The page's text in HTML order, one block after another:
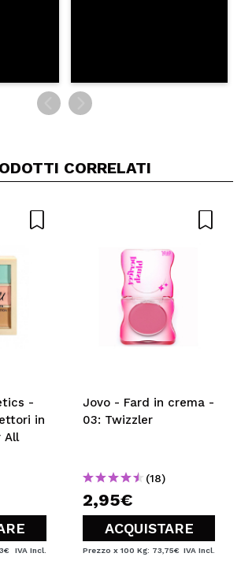
CORRELATI
-
in
All
IVA Incl.
Jovo - Fard in crema -
03: Twizzler
(18)
2,95€
ACQUISTARE
Prezzo x 100 Kg: 73,75€ IVA Incl.